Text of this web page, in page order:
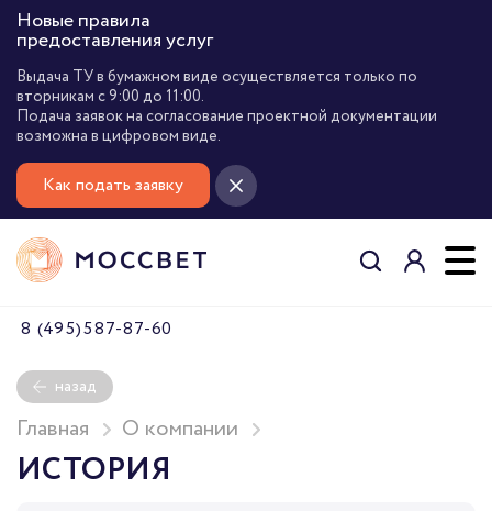
Новые правила
предоставления услуг
Выдача ТУ в бумажном виде осуществляется только по
вторникам с 9:00 до 11:00.
Подача заявок на согласование проектной документации
возможна в цифровом виде.
Как подать заявку
8 (495) 587-87-60
назад
Главная О компании
ИСТОРИЯ